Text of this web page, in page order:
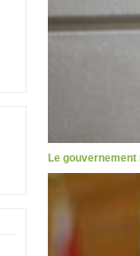
Le